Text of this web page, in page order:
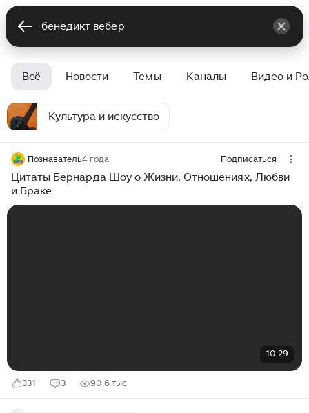
Всё Новости Темы Каналы Видео и
Культура и искусство
Познаватель4 года Подписаться
Цитаты Бернарда Шоу о Жизни, Отношениях, Любви
и Браке
10:29
331 3 90,6 тыс